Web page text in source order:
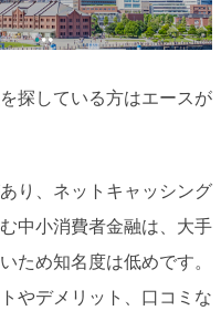
探している方はエースが
り、ネットキャッシング
中小消費者金融は、大手
ため知名度は低めです。
やデメリット、口コミな